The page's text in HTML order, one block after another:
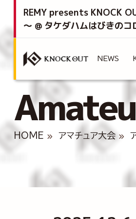
REMY presents KNOCK
～ @ タケダハムはびきのコ
NEWS
HOME アマチュア大会